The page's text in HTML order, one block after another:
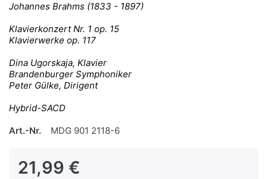
Johannes Brahms (1833 - 1897)
Klavierkonzert Nr. 1 op. 15
Klavierwerke op. 117
Dina Ugorskaja, Klavier
Brandenburger Symphoniker
Peter Gülke, Dirigent
Hybrid-SACD
Art.-Nr.
MDG 901 2118-6
21,99 €